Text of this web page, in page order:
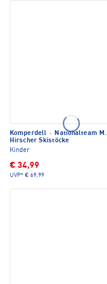
Komperdell · Nationalteam M.
Hirscher Skistöcke
Kinder
€ 34,99
UVP* € 69,99